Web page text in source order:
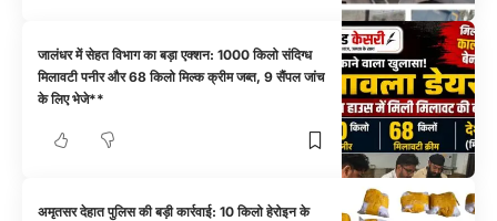
जालंधर में सेहत विभाग का बड़ा एक्शन: 1000 किलो संदिग्ध
मिलावटी पनीर और 68 किलो मिल्क क्रीम जब्त, 9 सैंपल जांच
के लिए भेजे**
अमृतसर देहात पुलिस की बड़ी कार्रवाई: 10 किलो हेरोइन के